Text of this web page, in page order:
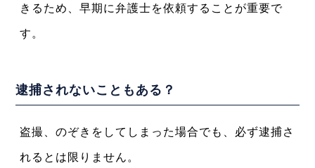
きるため、早期に弁護士を依頼することが重要で
す。
逮捕されないこともある？
盗撮、のぞきをしてしまった場合でも、必ず逮捕さ
れるとは限りません。